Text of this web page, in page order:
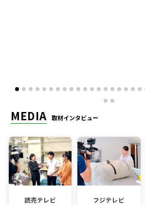
MEDIA 取材インタビュー
読売テレビ フジテレビ